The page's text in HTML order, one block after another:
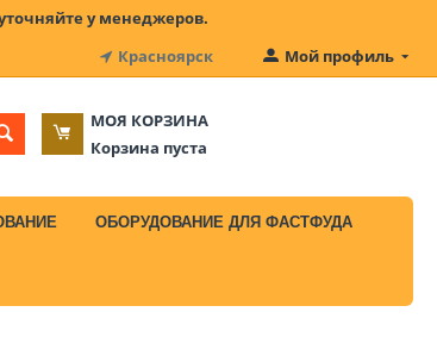
у менеджеров.
Красноярск Мой профиль
МОЯ КОРЗИНА
Корзина пуста
ОБОРУДОВАНИЕ ДЛЯ ФАСТФУДА